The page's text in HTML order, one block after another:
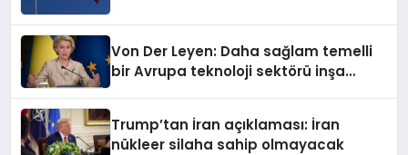
Von Der Leyen: Daha sağlam temelli
bir Avrupa teknoloji sektörü inşa
Trump’tan İran açıklaması: İran
nükleer silaha sahip olmayacak